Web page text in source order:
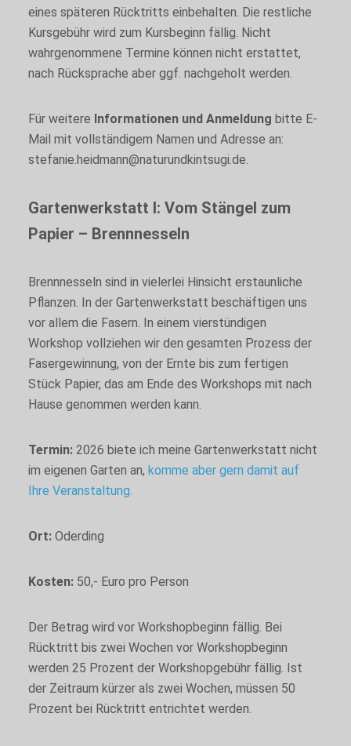
eines späteren Rücktritts einbehalten. Die restliche
Kursgebühr wird zum Kursbeginn fällig. Nicht
wahrgenommene Termine können nicht erstattet,
nach Rücksprache aber ggf. nachgeholt werden.
Für weitere Informationen und Anmeldung bitte E-
Mail mit vollständigem Namen und Adresse an:
stefanie.heidmann@naturundkintsugi.de.
Gartenwerkstatt I: Vom Stängel zum
Papier – Brennnesseln
Brennnesseln sind in vielerlei Hinsicht erstaunliche
Pflanzen. In der Gartenwerkstatt beschäftigen uns
vor allem die Fasern. In einem vierstündigen
Workshop vollziehen wir den gesamten Prozess der
Fasergewinnung, von der Ernte bis zum fertigen
Stück Papier, das am Ende des Workshops mit nach
Hause genommen werden kann.
Termin: 2026 biete ich meine Gartenwerkstatt nicht
im eigenen Garten an, komme aber gern damit auf
Ihre Veranstaltung.
Ort: Oderding
Kosten: 50,- Euro pro Person
Der Betrag wird vor Workshopbeginn fällig. Bei
Rücktritt bis zwei Wochen vor Workshopbeginn
werden 25 Prozent der Workshopgebühr fällig. Ist
der Zeitraum kürzer als zwei Wochen, müssen 50
Prozent bei Rücktritt entrichtet werden.
Statistik
Mit diesen
Cookies wird
erfasst, wie
die Website
Informationen
helfen dabei
Funktionalität
und Struktur
verbessern.
Diese Cookies
sollen Ihnen ein
optimales
Nutzungserlebnis
ermöglichen.
Sollten Sie ihnen
nicht zustimmen,
könnten einige
Funktionen der
Website
Marketing
Marketing-
Website nicht
Auswirkungen